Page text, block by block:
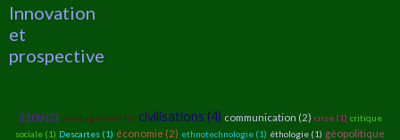
Innovation
et
prospective
2100 (2) aménagement (1) civilisations (4) communication (2) crise (1) critique
sociale (1) Descartes (1) économie (2) ethnotechnologie (1) éthologie (1) géopolitique